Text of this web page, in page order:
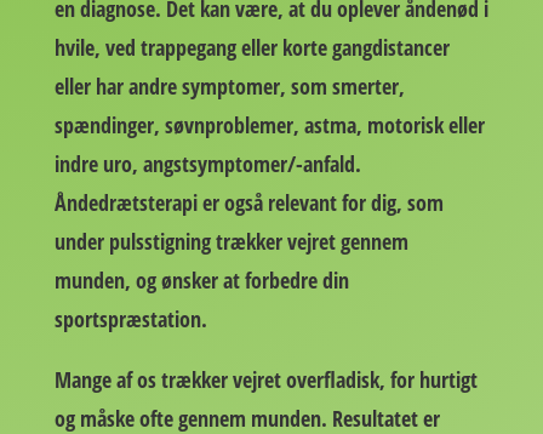
en diagnose. Det kan være, at du oplever åndenød i
hvile, ved trappegang eller korte gangdistancer
eller har andre symptomer, som smerter,
spændinger, søvnproblemer, astma, motorisk eller
indre uro, angstsymptomer/-anfald.
Åndedrætsterapi er også relevant for dig, som
under pulsstigning trækker vejret gennem
munden, og ønsker at forbedre din
sportspræstation.
Mange af os trækker vejret overfladisk, for hurtigt
og måske ofte gennem munden. Resultatet er